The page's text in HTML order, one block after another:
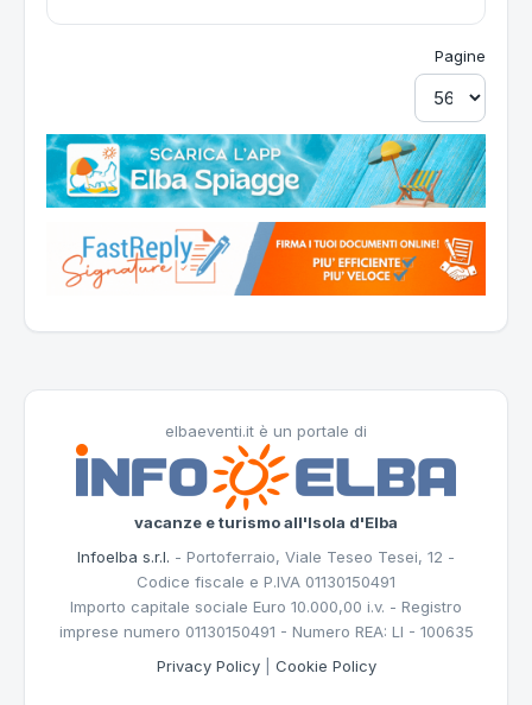
Pagine
elbaeventi.it è un portale di
vacanze e turismo all'Isola d'Elba
Infoelba s.r.l. - Portoferraio, Viale Teseo Tesei, 12 -
Codice fiscale e P.IVA 01130150491
Importo capitale sociale Euro 10.000,00 i.v. - Registro
imprese numero 01130150491 - Numero REA: LI - 100635
Privacy Policy| Cookie Policy